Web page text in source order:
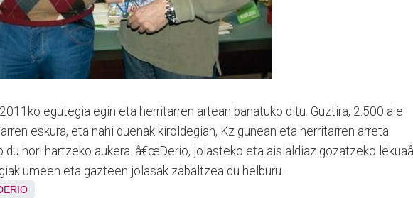
egutegia egin eta herritarren artean banatuko ditu. Guztira, 2.500 ale
eskura, eta nahi duenak kiroldegian, Kz gunean eta herritarren arreta
du hori hartzeko aukera. â€œDerio, jolasteko eta aisialdiaz gozatzeko
umeen eta gazteen jolasak zabaltzea du helburu.